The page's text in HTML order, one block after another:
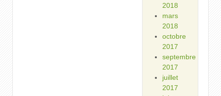
2018
mars
2018
octobre
2017
septembre
2017
juillet
2017